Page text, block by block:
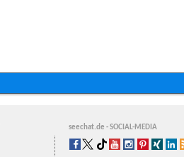
seechat.de - SOCIAL-MEDIA